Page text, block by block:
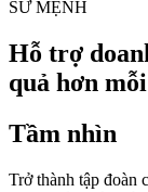
SỨ MỆNH
Hỗ trợ
quả hơn
Tầm nhìn
Trở thành tập đoàn